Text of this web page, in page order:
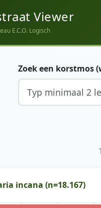
Viewer
E.C.O. Logisch
Zoek een korstmos
incana (n=18.167)